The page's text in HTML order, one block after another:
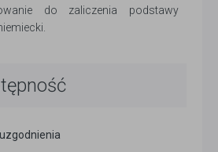
do zaliczenia podstawy